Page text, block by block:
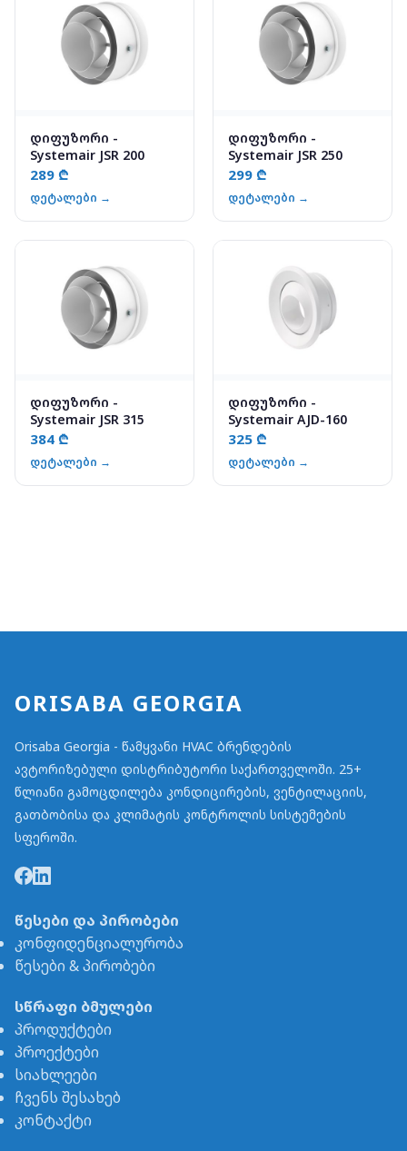
დიფუზორი -
Systemair JSR 200
289 ₾
დეტალები →
დიფუზორი -
Systemair JSR 250
299 ₾
დეტალები →
დიფუზორი -
Systemair JSR 315
384 ₾
დეტალები →
დიფუზორი -
Systemair AJD-160
325 ₾
დეტალები →
ORISABA GEORGIA
Orisaba Georgia - წამყვანი HVAC ბრენდების
ავტორიზებული დისტრიბუტორი საქართველოში. 25+
წლიანი გამოცდილება კონდიცირების, ვენტილაციის,
გათბობისა და კლიმატის კონტროლის სისტემების
სფეროში.
წესები და პირობები
კონფიდენციალურობა
წესები & პირობები
სწრაფი ბმულები
პროდუქტები
პროექტები
სიახლეები
ჩვენს შესახებ
კონტაქტი